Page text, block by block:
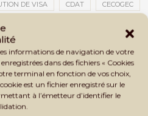
informations de navigation de votre
dans des fichiers « Cookies
terminal en fonction de vos choix,
est un fichier enregistré sur le
à l’émetteur d’identifier le
DE VISA CDAT CECOGEC
CENTRALE SOLAIRE
CENTRALES SOLAIRES
ARTIFICIELLE